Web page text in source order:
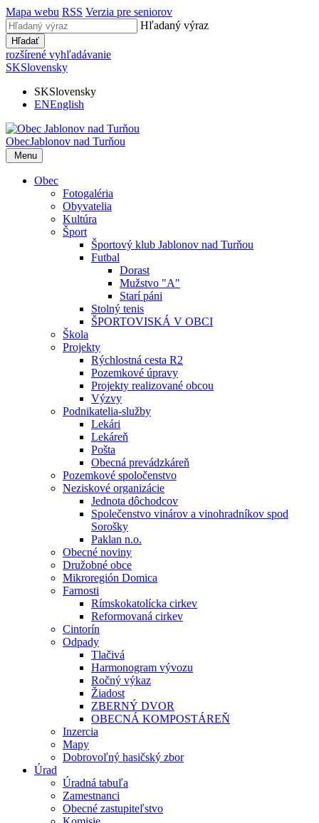
Mapa webu RSS Verzia pre seniorov
Hľadaný výraz
Hľadať
rozšírené vyhľadávanie
SKSlovensky
SKSlovensky
ENEnglish
ObecJablonov nad Turňou
Menu
Obec
Fotogaléria
Obyvatelia
Kultúra
Šport
Športový klub Jablonov nad Turňou
Futbal
Dorast
Mužstvo "A"
Starí páni
Stolný tenis
ŠPORTOVISKÁ V OBCI
Škola
Projekty
Rýchlostná cesta R2
Pozemkové úpravy
Projekty realizované obcou
Výzvy
Podnikatelia-služby
Lekári
Lekáreň
Pošta
Obecná prevádzkáreň
Pozemkové spoločenstvo
Neziskové organizácie
Jednota dôchodcov
Společenstvo vinárov a vinohradníkov spod
Sorošky
Paklan n.o.
Obecné noviny
Družobné obce
Mikroregión Domica
Farnosti
Rímskokatolícka cirkev
Reformovaná cirkev
Cintorín
Odpady
Tlačivá
Harmonogram vývozu
Ročný výkaz
Žiadost
ZBERNÝ DVOR
OBECNÁ KOMPOSTÁREŇ
Inzercia
Mapy
Dobrovoľný hasičský zbor
Úrad
Úradná tabuľa
Zamestnanci
Obecné zastupiteľstvo